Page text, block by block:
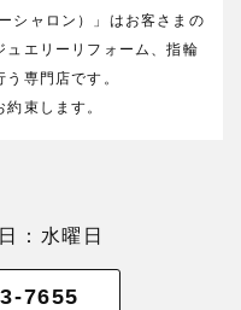
シャロン）」はお客さまの
ュエリーリフォーム、指輪
専門店です。
束します。
：水曜日
7655